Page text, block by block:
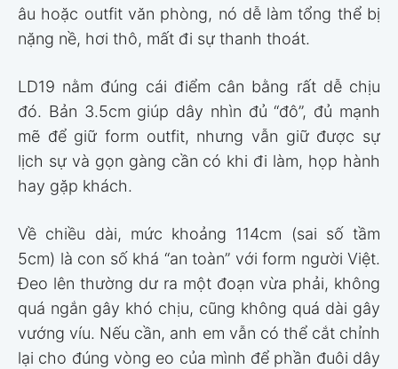
âu hoặc outfit văn phòng, nó dễ làm tổng thể bị
nặng nề, hơi thô, mất đi sự thanh thoát.
LD19 nằm đúng cái điểm cân bằng rất dễ chịu
đó. Bản 3.5cm giúp dây nhìn đủ “đô”, đủ mạnh
mẽ để giữ form outfit, nhưng vẫn giữ được sự
lịch sự và gọn gàng cần có khi đi làm, họp hành
hay gặp khách.
Về chiều dài, mức khoảng 114cm (sai số tầm
5cm) là con số khá “an toàn” với form người Việt.
Đeo lên thường dư ra một đoạn vừa phải, không
quá ngắn gây khó chịu, cũng không quá dài gây
vướng víu. Nếu cần, anh em vẫn có thể cắt chỉnh
lại cho đúng vòng eo của mình để phần đuôi dây